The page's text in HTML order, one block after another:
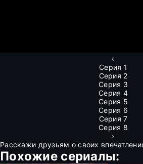
‹
Серия 1
Серия 2
Серия 3
Серия 4
Серия 5
Серия 6
Серия 7
Серия 8
›
Расскажи друзьям о своих
Похожие сериалы: